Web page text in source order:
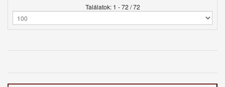
Találatok: 1 - 72 / 72